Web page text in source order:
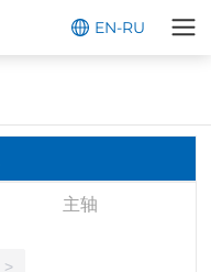
EN-RU
主轴
>